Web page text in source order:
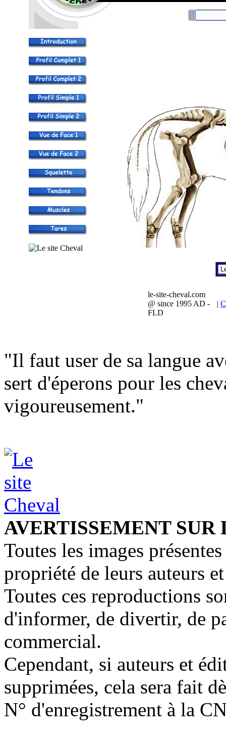
le-site-cheval.com
@ since 1995 AD -
FLD
|
"Il faut user de sa langue
sert d'éperons pour les
vigoureusement."
AVERTISSEMENT
Toutes les images
propriété de leurs auteurs
Toutes ces reproductions
d'informer, de divertir, de
commercial.
Cependant, si auteurs et
supprimées, cela sera fait
N° d'enregistrement à la